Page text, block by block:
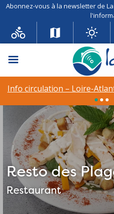
Abonnez-vous à la newsletter de
Menu
Info circulation – Loire-
Resto des
Restaurant